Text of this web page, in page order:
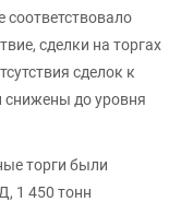
соответствовало
сделки на торгах
сделок к
снижены до уровня
торги были
1 450 тонн